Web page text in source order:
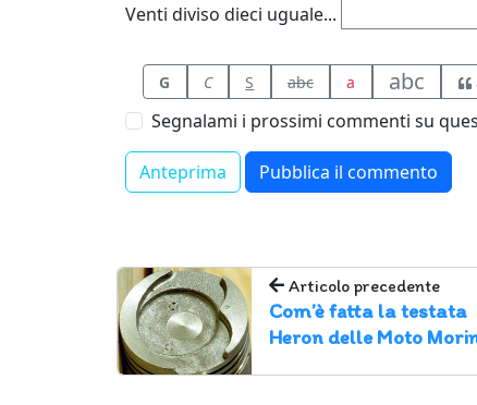
Venti diviso dieci uguale...
G C S abc a abc
Segnalami i prossimi commenti su
Articolo precedente
Com’è fatta la testata
Heron delle Moto